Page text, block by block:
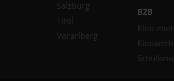
Salzburg
Tirol
Vorarlberg
B2B
Kino
Schulkino